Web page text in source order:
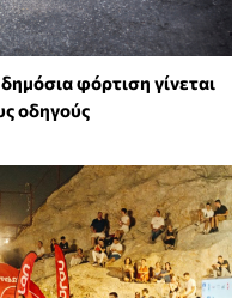
φόρτιση γίνεται
οδηγούς